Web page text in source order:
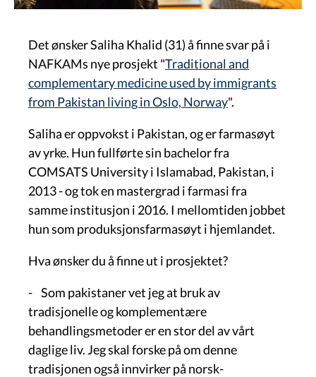
Det ønsker Saliha Khalid (31) å finne svar på i
NAFKAMs nye prosjekt "Traditional and
complementary medicine used by immigrants
from Pakistan living in Oslo, Norway".
Saliha er oppvokst i Pakistan, og er farmasøyt
av yrke. Hun fullførte sin bachelor fra
COMSATS University i Islamabad, Pakistan, i
2013 - og tok en mastergrad i farmasi fra
samme institusjon i 2016. I mellomtiden jobbet
hun som produksjonsfarmasøyt i hjemlandet.
Hva ønsker du å finne ut i prosjektet?
- Som pakistaner vet jeg at bruk av
tradisjonelle og komplementære
behandlingsmetoder er en stor del av vårt
daglige liv. Jeg skal forske på om denne
tradisjonen også innvirker på norsk-